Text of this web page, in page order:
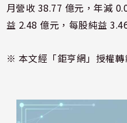
月營收 38.77 億元，年減
益 2.48 億元，每股純益
※ 本文經「鉅亨網」授權轉